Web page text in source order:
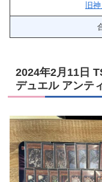
旧
2024年2月11日
デュエル アンテ